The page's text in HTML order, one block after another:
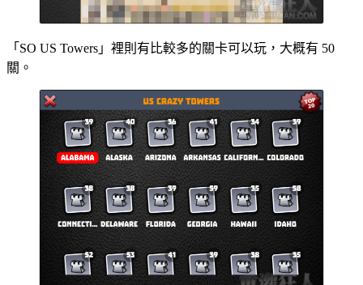
「SO US Towers」裡則有比較多的關卡可以玩，大概有 50
關。